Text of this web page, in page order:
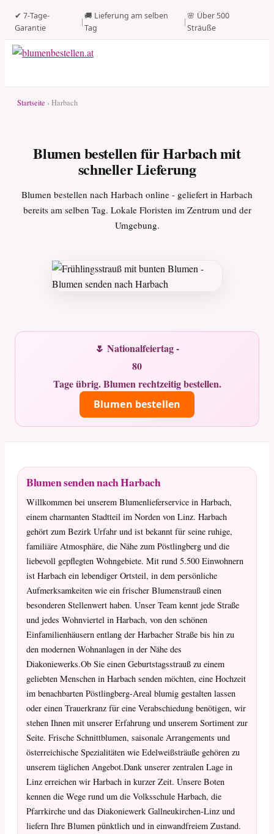
✔ 7-Tage-
Garantie
|
🚚 Lieferung am selben
Tag
|
🌸 Über 500
Sträuße
Startseite › Harbach
Blumen bestellen für Harbach mit
schneller Lieferung
Blumen bestellen nach Harbach online - geliefert in Harbach
bereits am selben Tag. Lokale Floristen im Zentrum und der
Umgebung.
🌷 Nationalfeiertag -
80
Tage übrig. Blumen rechtzeitig bestellen.
Blumen bestellen
Blumen senden nach Harbach
Willkommen bei unserem Blumenlieferservice in Harbach,
einem charmanten Stadtteil im Norden von Linz. Harbach
gehört zum Bezirk Urfahr und ist bekannt für seine ruhige,
familiäre Atmosphäre, die Nähe zum Pöstlingberg und die
liebevoll gepflegten Wohngebiete. Mit rund 5.500 Einwohnern
ist Harbach ein lebendiger Ortsteil, in dem persönliche
Aufmerksamkeiten wie ein frischer Blumenstrauß einen
besonderen Stellenwert haben. Unser Team kennt jede Straße
und jedes Wohnviertel in Harbach, von den schönen
Einfamilienhäusern entlang der Harbacher Straße bis hin zu
den modernen Wohnanlagen in der Nähe des
Diakoniewerks.Ob Sie einen Geburtstagsstrauß zu einem
geliebten Menschen in Harbach senden möchten, eine Hochzeit
im benachbarten Pöstlingberg-Areal blumig gestalten lassen
oder einen Trauerkranz für eine Verabschiedung benötigen, wir
stehen Ihnen mit unserer Erfahrung und unserem Sortiment zur
Seite. Frische Schnittblumen, saisonale Arrangements und
österreichische Spezialitäten wie Edelweißsträuße gehören zu
unserem täglichen Angebot.Dank unserer zentralen Lage in
Linz erreichen wir Harbach in kurzer Zeit. Unsere Boten
kennen die Wege rund um die Volksschule Harbach, die
Pfarrkirche und das Diakoniewerk Gallneukirchen-Linz und
liefern Ihre Blumen pünktlich und in einwandfreiem Zustand.